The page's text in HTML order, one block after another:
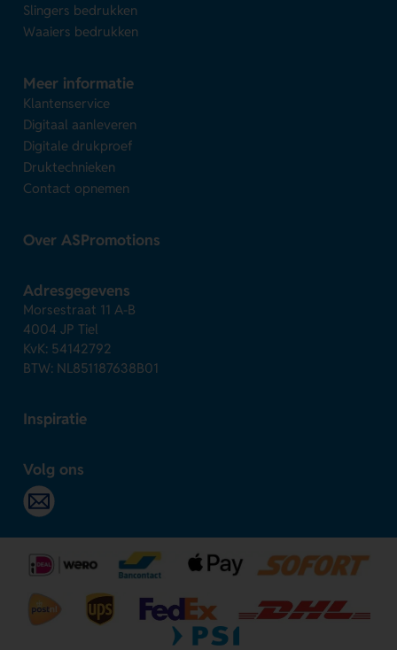
Slingers bedrukken
Waaiers bedrukken
Meer informatie
Klantenservice
Digitaal aanleveren
Digitale drukproef
Druktechnieken
Contact opnemen
Over ASPromotions
Adresgegevens
Morsestraat 11 A-B
4004 JP Tiel
KvK: 54142792
BTW: NL851187638B01
Inspiratie
Volg ons